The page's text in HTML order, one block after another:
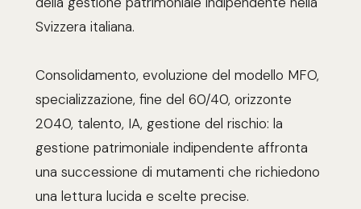
Svizzera italiana.
Consolidamento, evoluzione del modello MFO,
specializzazione, fine del 60/40, orizzonte
2040, talento, IA, gestione del rischio: la
gestione patrimoniale indipendente affronta
una successione di mutamenti che richiedono
una lettura lucida e scelte precise.